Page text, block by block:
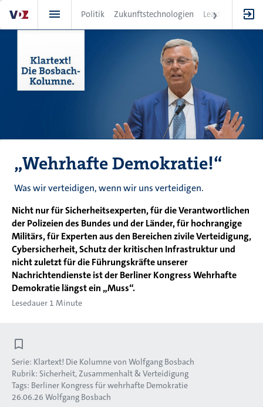
zum
Inhalt
Politik Zukunftstechnologien Leadership
„Wehrhafte Demokratie!“
Was wir verteidigen, wenn wir uns verteidigen.
Nicht nur für Sicherheitsexperten, für die Verantwortlichen
der Polizeien des Bundes und der Länder, für hochrangige
Militärs, für Experten aus den Bereichen zivile Verteidigung,
Cybersicherheit, Schutz der kritischen Infrastruktur und
nicht zuletzt für die Führungskräfte unserer
Nachrichtendienste ist der Berliner Kongress Wehrhafte
Demokratie längst ein „Muss“.
Lesedauer 1 Minute
Serie: Klartext! Die Kolumne von Wolfgang Bosbach
Rubrik: Sicherheit, Zusammenhalt & Verteidigung
Tags: Berliner Kongress für wehrhafte Demokratie
26.06.26 Wolfgang Bosbach